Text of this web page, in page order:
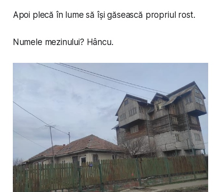
Apoi plecă în lume să își găsească propriul rost.
Numele mezinului? Hâncu.